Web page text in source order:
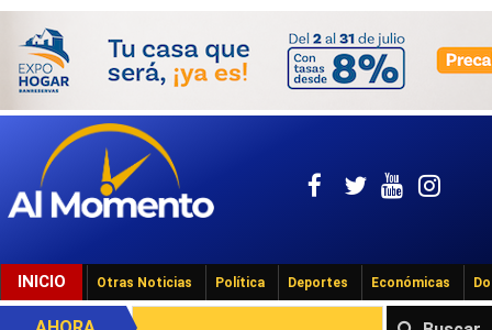
INICIO Otras Noticias Política Deportes Económicas